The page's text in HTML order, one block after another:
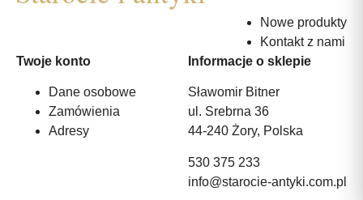
Nowe produkty
Kontakt z nami
Twoje konto
Dane osobowe
Zamówienia
Adresy
Informacje o sklepie
Sławomir Bitner
ul. Srebrna 36
44-240 Żory, Polska
530 375 233
info@starocie-antyki.com.pl